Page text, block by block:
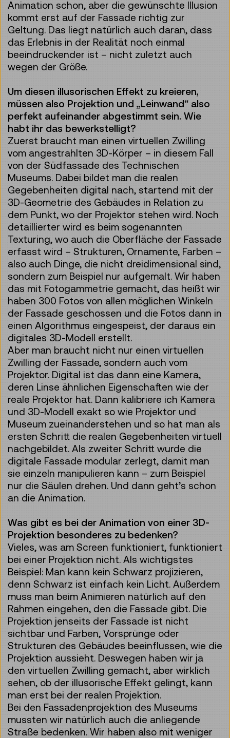
Animation schon, aber die gewünschte Illusion
kommt erst auf der Fassade richtig zur
Geltung. Das liegt natürlich auch daran, dass
das Erlebnis in der Realität noch einmal
beeindruckender ist – nicht zuletzt auch
wegen der Größe.
Um diesen illusorischen Effekt zu kreieren,
müssen also Projektion und „Leinwand“ also
perfekt aufeinander abgestimmt sein. Wie
habt ihr das bewerkstelligt?
Zuerst braucht man einen virtuellen Zwilling
vom angestrahlten 3D-Körper – in diesem Fall
von der Südfassade des Technischen
Museums. Dabei bildet man die realen
Gegebenheiten digital nach, startend mit der
3D-Geometrie des Gebäudes in Relation zu
dem Punkt, wo der Projektor stehen wird. Noch
detaillierter wird es beim sogenannten
Texturing, wo auch die Oberfläche der Fassade
erfasst wird – Strukturen, Ornamente, Farben –
also auch Dinge, die nicht dreidimensional sind,
sondern zum Beispiel nur aufgemalt. Wir haben
das mit Fotogammetrie gemacht, das heißt wir
haben 300 Fotos von allen möglichen Winkeln
der Fassade geschossen und die Fotos dann in
einen Algorithmus eingespeist, der daraus ein
digitales 3D-Modell erstellt.
Aber man braucht nicht nur einen virtuellen
Zwilling der Fassade, sondern auch vom
Projektor. Digital ist das dann eine Kamera,
deren Linse ähnlichen Eigenschaften wie der
reale Projektor hat. Dann kalibriere ich Kamera
und 3D-Modell exakt so wie Projektor und
Museum zueinanderstehen und so hat man als
ersten Schritt die realen Gegebenheiten virtuell
nachgebildet. Als zweiter Schritt wurde die
digitale Fassade modular zerlegt, damit man
sie einzeln manipulieren kann – zum Beispiel
nur die Säulen drehen. Und dann geht’s schon
an die Animation.
Was gibt es bei der Animation von einer 3D-
Projektion besonderes zu bedenken?
Vieles, was am Screen funktioniert, funktioniert
bei einer Projektion nicht. Als wichtigstes
Beispiel: Man kann kein Schwarz projizieren,
denn Schwarz ist einfach kein Licht. Außerdem
muss man beim Animieren natürlich auf den
Rahmen eingehen, den die Fassade gibt. Die
Projektion jenseits der Fassade ist nicht
sichtbar und Farben, Vorsprünge oder
Strukturen des Gebäudes beeinflussen, wie die
Projektion aussieht. Deswegen haben wir ja
den virtuellen Zwilling gemacht, aber wirklich
sehen, ob der illusorische Effekt gelingt, kann
man erst bei der realen Projektion.
Bei den Fassadenprojektion des Museums
mussten wir natürlich auch die anliegende
Straße bedenken. Wir haben also mit weniger